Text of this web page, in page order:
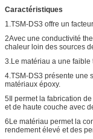
Caractéristiques
1.TSM-DS3 offre un
2Avec une conductivité
chaleur loin des sources
3.Le matériau a une
4.TSM-DS3 présente une
matériaux époxy.
5Il permet la fabrication
et de haute couche avec
6Le matériau permet la
rendement élevé et des